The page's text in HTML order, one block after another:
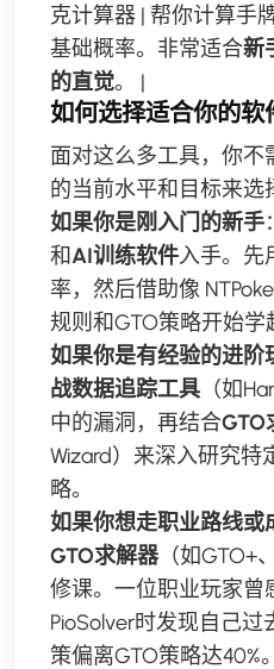
克计算器 | 帮你计算手
基础概率。非常适合新
的直觉。 |
如何选择适合你的软
面对这么多工具，你
的当前水平和目标来选
如果你是刚入门的新手
和AI训练软件入手。先
率，然后借助像
规则和GTO策略开始学
如果你是有经验的进阶
战数据追踪工具 （如
中的漏洞，再结合GTO
Wizard）来深入研究特
略。
如果你想走职业路线或
GTO求解器（如GTO+
修课。一位职业玩家曾
PioSolver时发现自己
策偏离GTO策略达40%